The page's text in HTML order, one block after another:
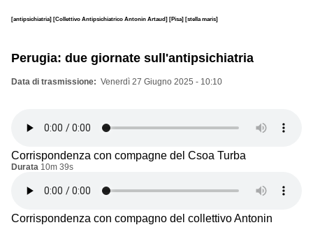
[antipsichiatria] [Collettivo Antipsichiatrico Antonin Artaud] [Pisa] [stella maris]
Perugia: due giornate sull'antipsichiatria
Data di trasmissione Venerdì 27 Giugno 2025 - 10:10
Corrispondenza con compagne del Csoa Turba
Durata 10m 39s
Corrispondenza con compagno del collettivo Antonin